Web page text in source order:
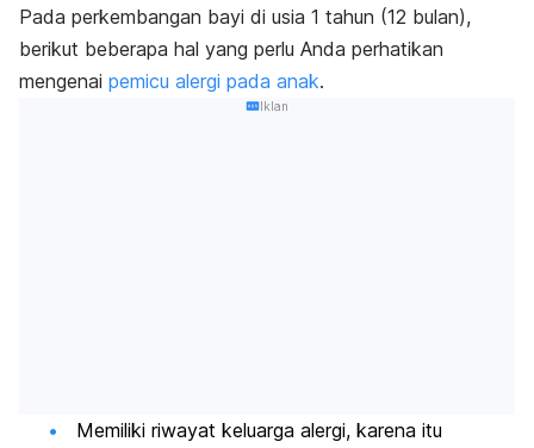
Pada perkembangan bayi di usia 1 tahun (12 bulan),
berikut beberapa hal yang perlu Anda perhatikan
mengenai pemicu alergi pada anak.
Iklan
Memiliki riwayat keluarga alergi, karena itu